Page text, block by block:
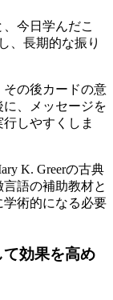
今日学んだこ
、長期的な振り
の後カードの意
、メッセージを
しやすくしま
K. Greerの古典
語の補助教材と
学術的になる必要
効果を高め